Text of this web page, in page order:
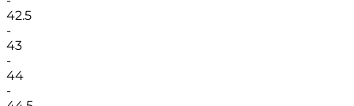
42.5
-
43
-
44
-